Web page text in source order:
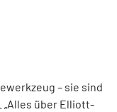
– sie sind
„Alles über Elliott-